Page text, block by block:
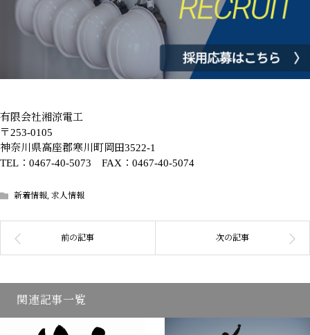
有限会社湘涼電工
〒253-0105
神奈川県高座郡寒川町岡田3522-1
TEL：0467-40-5073 FAX：0467-40-5074
新着情報, 求人情報
関連記事一覧